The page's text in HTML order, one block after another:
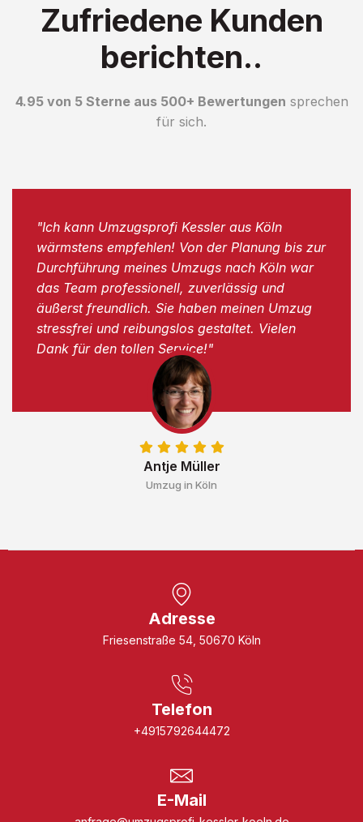
Zufriedene Kunden
berichten..
4.95 von 5 Sterne aus 500+ Bewertungen sprechen
für sich.
Antje Müller
Umzug in Köln
"Ich kann Umzugsprofi Kessler aus Köln
wärmstens empfehlen! Von der Planung bis zur
Durchführung meines Umzugs nach Köln war
das Team professionell, zuverlässig und
äußerst freundlich. Sie haben meinen Umzug
stressfrei und reibungslos gestaltet. Vielen
Dank für den tollen Service!"
Adresse
Friesenstraße 54, 50670 Köln
Telefon
+4915792644472
E-Mail